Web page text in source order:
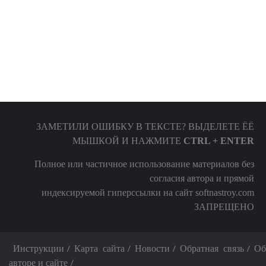
ЗАМЕТИЛИ ОШИБКУ В ТЕКСТЕ? ВЫДЕЛЕТЕ ЁЁ
МЫШКОЙ И НАЖМИТЕ CTRL + ENTER
Полное или частичное использование материалов без
согласия автора и прямой
индексируемой гиперссылки на сайт softnastroy.com
ЗАПРЕЩЕНО
Инструкции Карта сайта Новости Обратная связь
Об
авторе и сайте